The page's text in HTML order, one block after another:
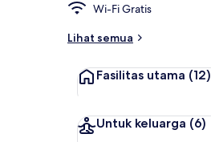
Wi-Fi Gratis
Lihat semua
Fasilitas utama (12)
Untuk keluarga (6)